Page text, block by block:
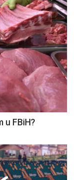
u FBiH?